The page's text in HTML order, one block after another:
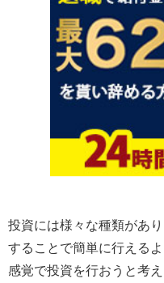
投資には様々な種類があ
することで簡単に行える
感覚で投資を行おうと考